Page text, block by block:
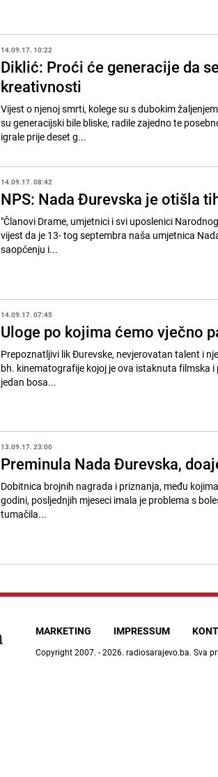
14.09.17. 10:22
Diklić: Proći će generacije da
kreativnosti
Vijest o njenoj smrti, kolege su s dubokim
su generacijski bile bliske, radile zajedno te
igrale prije deset g...
14.09.17. 08:42
NPS: Nada Đurevska je otišla
"Članovi Drame, umjetnici i svi uposlenici
vijest da je 13- tog septembra naša umjetnica
saopćenju i...
14.09.17. 07:45
Uloge po kojima ćemo vječno
Prepoznatljivi lik Đurevske, nevjerovatan talent i
bh. kinematografije kojoj je ova istaknuta filmska
jedan bosa...
13.09.17. 23:00
Preminula Nada Đurevska,
Dobitnica brojnih nagrada i priznanja, među
godini, posljednjih mjeseci imala je problema s
tumačila...
MARKETING IMPRESSUM
Copyright 2007. - 2026. radiosarajevo.ba. Sva